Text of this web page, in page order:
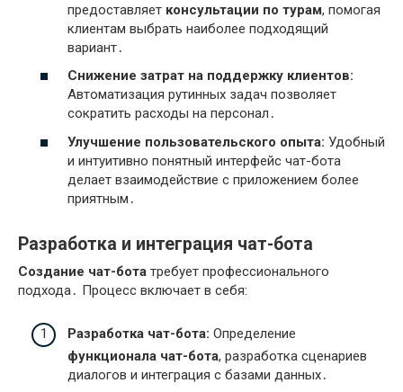
предоставляет консультации по турам, помогая
клиентам выбрать наиболее подходящий
вариант․
Снижение затрат на поддержку клиентов:
Автоматизация рутинных задач позволяет
сократить расходы на персонал․
Улучшение пользовательского опыта: Удобный
и интуитивно понятный интерфейс чат-бота
делает взаимодействие с приложением более
приятным․
Разработка и интеграция чат-бота
Создание чат-бота требует профессионального
подхода․ Процесс включает в себя:
Разработка чат-бота: Определение
функционала чат-бота, разработка сценариев
диалогов и интеграция с базами данных․